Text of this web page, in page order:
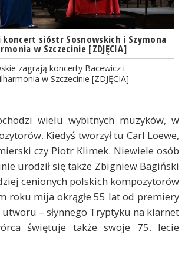
sióstr Sosnowskich i Szymona
w Szczecinie [ZDJĘCIA]
zagrają koncerty Bacewicz i
w Szczecinie [ZDJĘCIA]
wielu wybitnych muzyków, w
Kiedyś tworzył tu Carl Loewe,
czy Piotr Klimek. Niewiele osób
urodził się także Zbigniew Bagiński
cenionych polskich kompozytorów
roku mija okrągłe 55 lat od premiery
– słynnego Tryptyku na klarnet
świętuje także swoje 75. lecie